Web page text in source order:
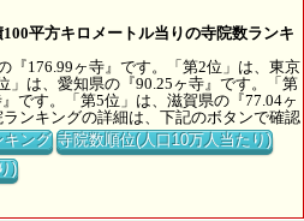
平方キロメートル当りの寺院数ランキ
『176.99ヶ寺』です。「第2位」は、東京
」は、愛知県の『90.25ヶ寺』です。「第
です。「第5位」は、滋賀県の『77.04ヶ
ンキングの詳細は、下記のボタンで確認
キング 寺院数順位(人口10万人当たり)
)